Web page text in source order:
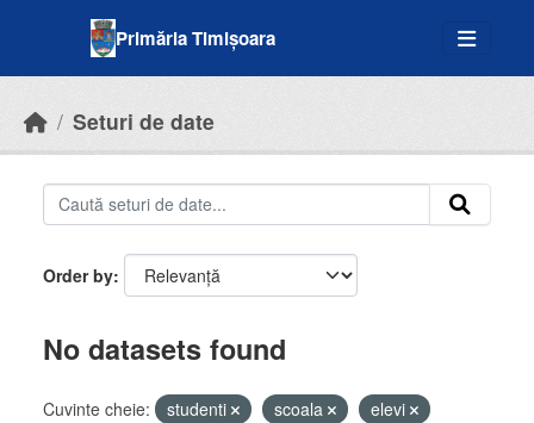
Primăria Timișoara
Seturi de date
Order by
No datasets found
Cuvinte cheie: studenti scoala
elevi